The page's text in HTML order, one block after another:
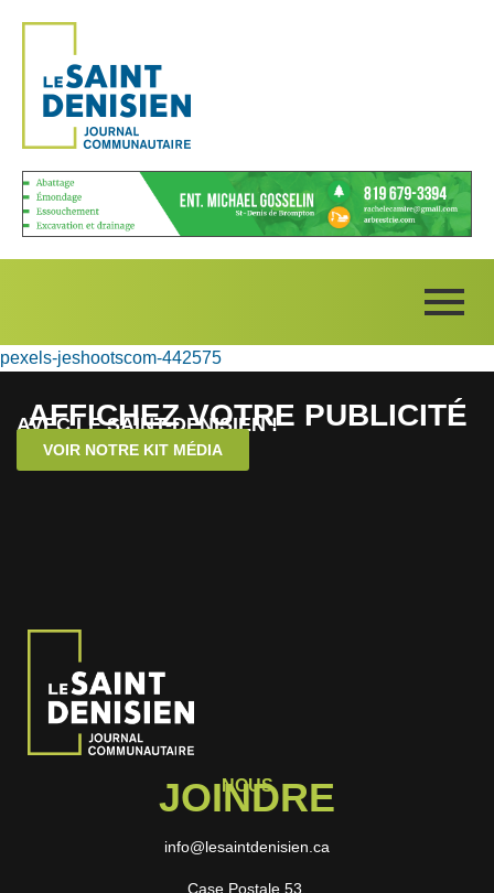
pexels-jeshootscom-442575
AFFICHEZ VOTRE PUBLICITÉ
AVEC LE SAINT-DENISIEN !
VOIR NOTRE KIT MÉDIA
NOUS
JOINDRE
info@lesaintdenisien.ca
Case Postale 53,